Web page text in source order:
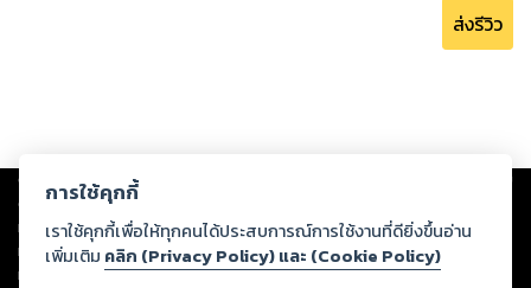
ส่งรีวิว
Copyright © 2026
ต่อผลงานหรือเนื้อหาใดที่อัปโหลดผ่านเว็บไซต์และปรากฏว่าละเมิดสิทธิใน
ทรัพย์สินทางปัญญาของบุคคลอื่นหรือขัดต่อกฎหมายและศีลธรรม ดังนั้น ผู้อ่าน
ทุกท่านโปรดใช้วิจารณญาณในการกลั่นกรองด้วยตนเอง และหากท่านพบว่าส่วน
หนึ่งส่วนใดขัดต่อกฎหมายและศีลธรรม กรุณาแจ้งมายังบริษัท เพื่อทีมงานจะได้
การใช้คุกกี้
เราใช้คุกกี้เพื่อให้ทุกคนได้ประสบการณ์การใช้งานที่ดียิ่งขึ้นอ่าน
เพิ่มเติม คลิก (Privacy Policy) และ (Cookie Policy)